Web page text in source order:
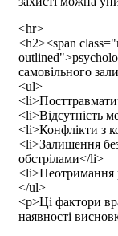
<hr>
<h2><span
самовільного
<ul>
<li>Відсутність
<li>Конфлікти з
<li>Залишення
обстрілами</li>
<li>Неотримання
</ul>
<p>Ці фактори
наявності